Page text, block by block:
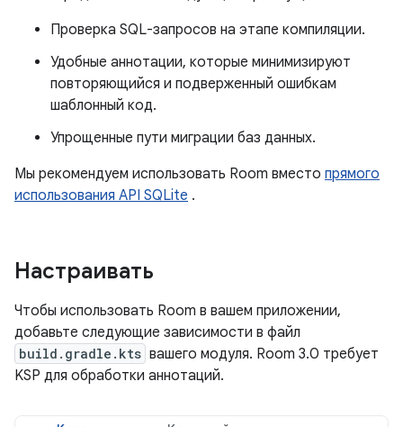
Проверка SQL-запросов на этапе компиляции.
Удобные аннотации, которые минимизируют
повторяющийся и подверженный ошибкам
шаблонный код.
Упрощенные пути миграции баз данных.
Мы рекомендуем использовать Room вместо прямого
использования API SQLite .
Настраивать
Чтобы использовать Room в вашем приложении,
добавьте следующие зависимости в файл
build.gradle.kts вашего модуля. Room 3.0 требует
KSP для обработки аннотаций.